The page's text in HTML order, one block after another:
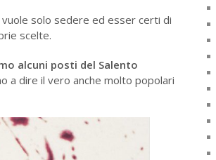
solo sedere ed esser certi di
scelte.
alcuni posti del Salento
a dire il vero anche molto popolari